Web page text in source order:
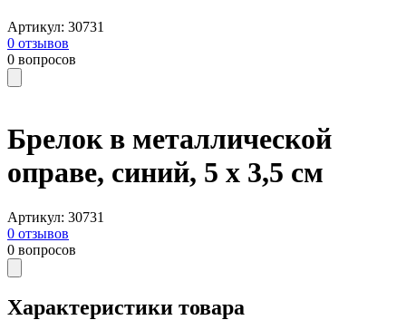
Артикул: 30731
0 отзывов
0 вопросов
Брелок в металлической
оправе, синий, 5 х 3,5 см
Артикул: 30731
0 отзывов
0 вопросов
Характеристики товара